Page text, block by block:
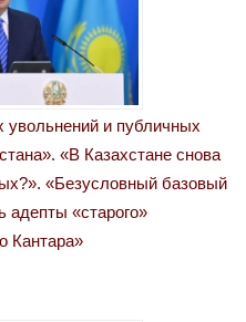
увольнений и публичных
«В Казахстане снова
«Безусловный базовый
адепты «старого»
Кантара»